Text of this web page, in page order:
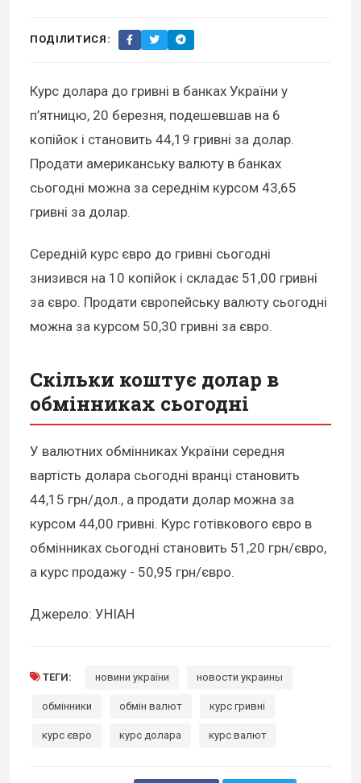
ПОДІЛИТИСЯ:
Курс долара до гривні в банках України у
п’ятницю, 20 березня, подешевшав на 6
копійок і становить 44,19 гривні за долар.
Продати американську валюту в банках
сьогодні можна за середнім курсом 43,65
гривні за долар.
Середній курс євро до гривні сьогодні
знизився на 10 копійок і складає 51,00 гривні
за євро. Продати європейську валюту сьогодні
можна за курсом 50,30 гривні за євро.
Скільки коштує долар в
обмінниках сьогодні
У валютних обмінниках України середня
вартість долара сьогодні вранці становить
44,15 грн/дол., а продати долар можна за
курсом 44,00 гривні. Курс готівкового євро в
обмінниках сьогодні становить 51,20 грн/євро,
а курс продажу - 50,95 грн/євро.
Джерело: УНІАН
ТЕГИ: новини україни новости украины
обмінники обмін валют курс гривні
курс євро курс долара курс валют